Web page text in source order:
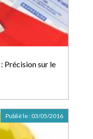
Précision sur le
Publié le : 03/05/2016